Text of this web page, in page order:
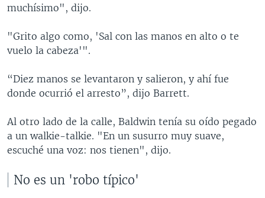
muchísimo", dijo.
"Grito algo como, 'Sal con las manos en alto o te
vuelo la cabeza'".
“Diez manos se levantaron y salieron, y ahí fue
donde ocurrió el arresto”, dijo Barrett.
Al otro lado de la calle, Baldwin tenía su oído pegado
a un walkie-talkie. "En un susurro muy suave,
escuché una voz: nos tienen", dijo.
No es un 'robo típico'